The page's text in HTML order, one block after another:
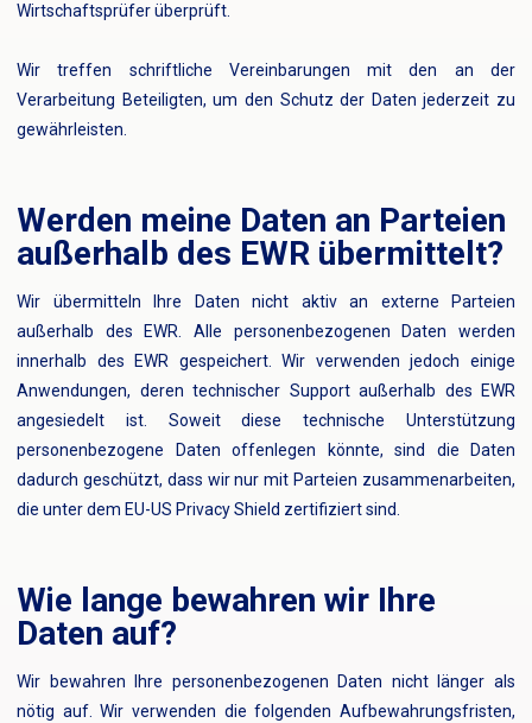
Wirtschaftsprüfer überprüft.
Wir treffen schriftliche Vereinbarungen mit den an der
Verarbeitung Beteiligten, um den Schutz der Daten jederzeit zu
gewährleisten.
Werden meine Daten an Parteien
außerhalb des EWR übermittelt?
Wir übermitteln Ihre Daten nicht aktiv an externe Parteien
außerhalb des EWR. Alle personenbezogenen Daten werden
innerhalb des EWR gespeichert. Wir verwenden jedoch einige
Anwendungen, deren technischer Support außerhalb des EWR
angesiedelt ist. Soweit diese technische Unterstützung
personenbezogene Daten offenlegen könnte, sind die Daten
dadurch geschützt, dass wir nur mit Parteien zusammenarbeiten,
die unter dem EU-US Privacy Shield zertifiziert sind.
Wie lange bewahren wir Ihre
Daten auf?
Wir bewahren Ihre personenbezogenen Daten nicht länger als
nötig auf. Wir verwenden die folgenden Aufbewahrungsfristen,